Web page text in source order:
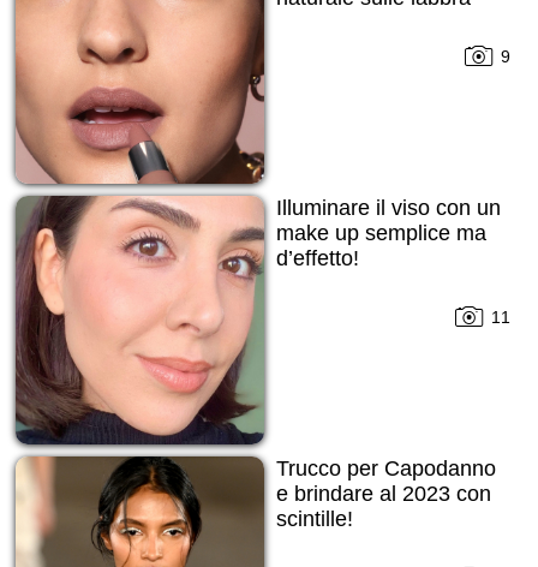
9
Illuminare il viso con un
make up semplice ma
d’effetto!
11
Trucco per Capodanno
е brindare al 2023 con
scintille!